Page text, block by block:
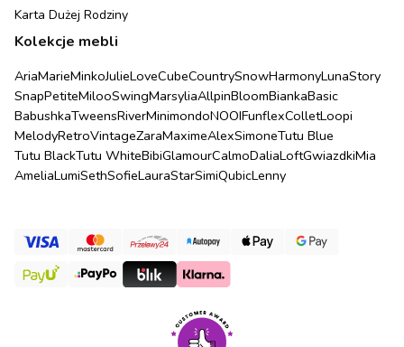
Karta Dużej Rodziny
Kolekcje mebli
AriaMarieMinkoJulieLoveCubeCountrySnowHarmonyLunaStory
SnapPetiteMilooSwingMarsyliaAllpinBloomBiankaBasic
BabushkaTweensRiverMinimondoNOOIFunflexColletLoopi
MelodyRetroVintageZaraMaximeAlexSimoneTutu Blue
Tutu BlackTutu WhiteBibiGlamourCalmoDaliaLoftGwiazdkiMia
AmeliaLumiSethSofieLauraStarSimiQubicLenny